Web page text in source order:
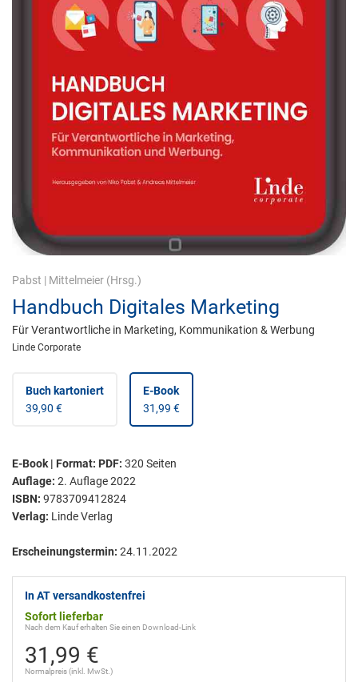
Pabst | Mittelmeier (Hrsg.)
Handbuch Digitales Marketing
Für Verantwortliche in Marketing, Kommunikation & Werbung
Linde Corporate
Buch kartoniert
39,90 €
E-Book
31,99 €
E-Book | Format: PDF: 320 Seiten
Auflage: 2. Auflage 2022
ISBN: 9783709412824
Verlag: Linde Verlag
Erscheinungstermin: 24.11.2022
In AT versandkostenfrei
Sofort lieferbar
Nach dem Kauf erhalten Sie einen Download-Link
31,99 €
Normalpreis (inkl. MwSt.)